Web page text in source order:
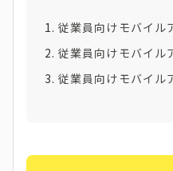
従業員向けモバイル
従業員向けモバイル
従業員向けモバイル